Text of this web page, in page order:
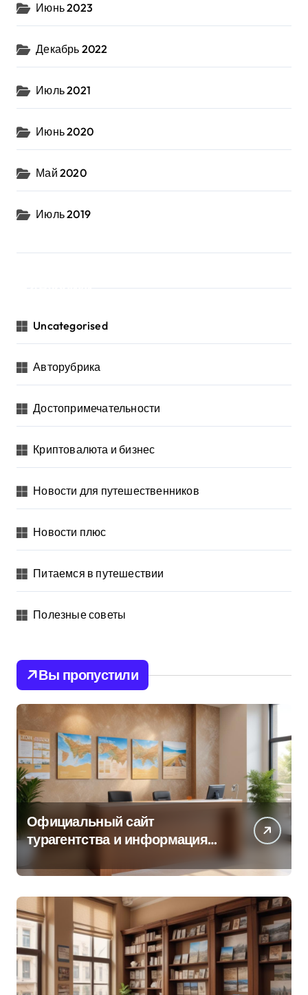
Июнь 2023
Декабрь 2022
Июль 2021
Июнь 2020
Май 2020
Июль 2019
Uncategorised
Авторубрика
Достопримечательности
Криптовалюта и бизнес
Новости для путешественников
Новости плюс
Питаемся в путешествии
Полезные советы
Вы пропустили
Официальный сайт
турагентства и информация